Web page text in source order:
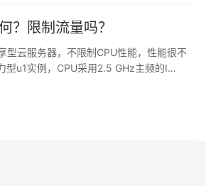
？限制流量吗？
型云服务器，不限制CPU性能，性能很不
型u1实例，CPU采用2.5 GHz主频的I…